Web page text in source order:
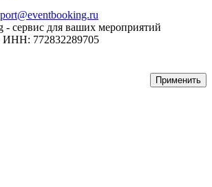
- сервис для ваших мероприятий
772832289705
Применить